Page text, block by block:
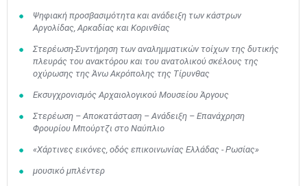
Ψηφιακή προσβασιμότητα και ανάδειξη των κάστρων
Αργολίδας, Αρκαδίας και Κορινθίας
Στερέωση-Συντήρηση των αναλημματικών τοίχων της δυτικής
πλευράς του ανακτόρου και του ανατολικού σκέλους της
οχύρωσης της Άνω Ακρόπολης της Τίρυνθας
Εκσυγχρονισμός Αρχαιολογικού Μουσείου Άργους
Στερέωση – Αποκατάσταση – Ανάδειξη – Επανάχρηση
Φρουρίου Μπούρτζι στο Ναύπλιο
«Χάρτινες εικόνες, οδός επικοινωνίας Ελλάδας - Ρωσίας»
μουσικό μπλέντερ